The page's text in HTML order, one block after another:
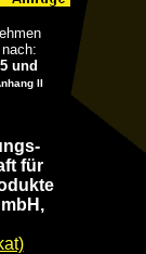
und
II
für